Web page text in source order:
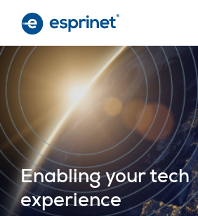
main
content
Enabling your tech
experience